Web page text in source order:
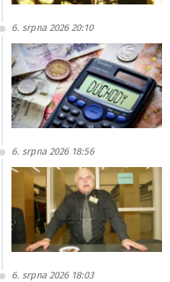
6. srpna 2026 20:10
6. srpna 2026 18:56
6. srpna 2026 18:03